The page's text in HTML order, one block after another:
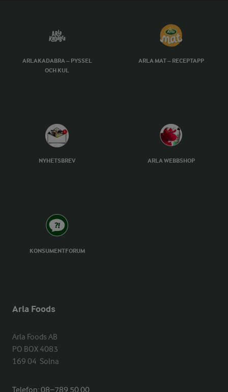
ARLAKADABRA – PYSSEL
OCH KUL
ARLA MAT – RECEPTAPP
NYHETSBREV ARLA WEBBSHOP
KONSUMENTFORUM
Arla Foods
Arla Foods AB
PO BOX 4083
169 04  Solna
Telefon:08−789 50 00